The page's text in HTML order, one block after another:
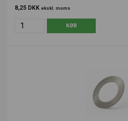
8,25 DKK ekskl. moms